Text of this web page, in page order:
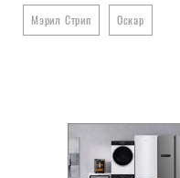
Мэрил Стрип Оскар